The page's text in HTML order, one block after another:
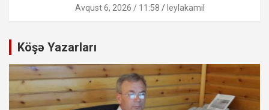
Avqust 6, 2026 / 11:58 leylakamil
Köşə Yazarları